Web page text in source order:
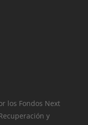
los Fondos Next
y